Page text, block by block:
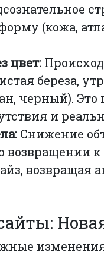
(кожа,
цвет:
береза,
черный). Это
и
Снижение
возвращении к